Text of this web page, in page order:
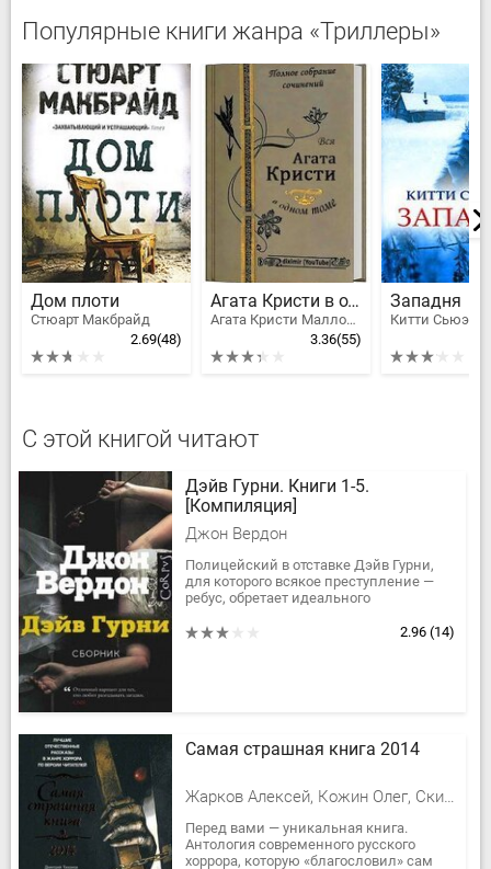
Популярные книги жанра «Триллеры»
Дом плоти
Стюарт Макбрайд
2.69(48)
Агата Кристи в одном томе
Агата Кристи Маллован
3.36(55)
Западня
Китти Сьюэлл
С этой книгой читают
Дэйв Гурни. Книги 1-5.
[Компиляция]
Джон Вердон
Полицейский в отставке Дэйв Гурни,
для которого всякое преступление —
ребус, обретает идеального
загадывать загадки. Каждая...
2.96 (14)
Самая страшная книга 2014
Жарков Алексей, Кожин Олег, Скидневская Ирина Владимировна, Дорофеева Ольга Викторовна, Буторин Андрей Русланович, Костюкевич Дмитрий, Тихонов Дмитрий, Гумеров Альберт, Павлов Михаил, Юдин Александр Валентинович
Перед вами — уникальная книга.
Антология современного русского
хоррора, которую «благословил» сам